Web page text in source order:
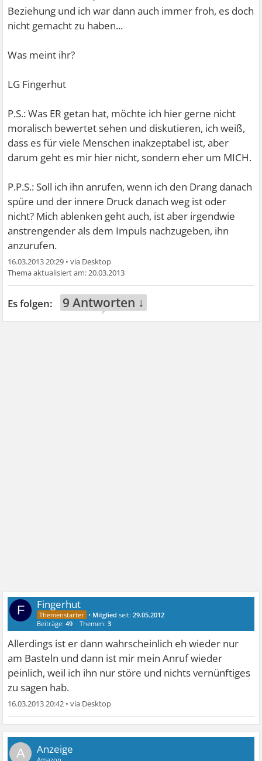
Beziehung und ich war dann auch immer froh, es doch
nicht gemacht zu haben...
Was meint ihr?
LG Fingerhut
P.S.: Was ER getan hat, möchte ich hier gerne nicht
moralisch bewertet sehen und diskutieren, ich weiß,
dass es für viele Menschen inakzeptabel ist, aber
darum geht es mir hier nicht, sondern eher um MICH.
P.P.S.: Soll ich ihn anrufen, wenn ich den Drang danach
spüre und der innere Druck danach weg ist oder
nicht? Mich ablenken geht auch, ist aber irgendwie
anstrengender als dem Impuls nachzugeben, ihn
anzurufen.
16.03.2013 20:29 •
20.03.2013
9 Antworten ↓
F Fingerhut
• Mitglied seit:29.05.2012
Beiträge:49 Themen:3
Allerdings ist er dann wahrscheinlich eh wieder nur
am Basteln und dann ist mir mein Anruf wieder
peinlich, weil ich ihn nur störe und nichts vernünftiges
zu sagen hab.
16.03.2013 20:42 •
A